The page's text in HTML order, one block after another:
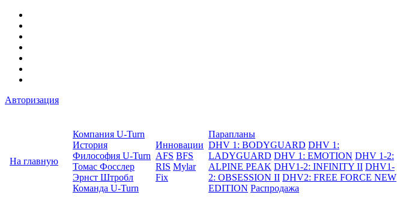
Авторизация
На главную
Компания U-Turn
История
Философия U-Turn
Томас Фосслер
Эрнст Штробл
Команда U-Turn
Инновации
AFS BFS
RIS Mylar
Fix
Парапланы
DHV 1: BODYGUARD DHV 1:
LADYGUARD DHV 1: EMOTION DHV 1-2:
ALPINE PEAK DHV1-2: INFINITY II DHV1-
2: OBSESSION II DHV2: FREE FORCE NEW
EDITION Распродажа